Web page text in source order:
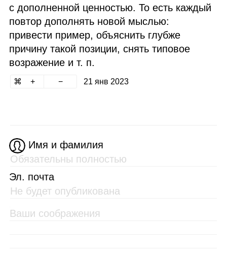
с дополненной ценностью. То есть каждый
повтор дополнять новой мыслью:
привести пример, объяснить глубже
причину такой позиции, снять типовое
возражение и т. п.
21 янв 2023
Имя и фамилия
Эл. почта